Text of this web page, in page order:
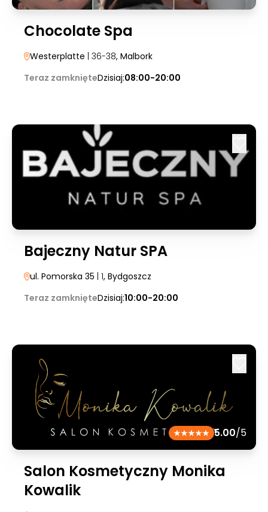
Chocolate Spa
Westerplatte | 36-38, Malbork
Teraz zamknięteDzisiaj:08:00-20:00
Bajeczny Natur SPA
ul. Pomorska 35 | 1, Bydgoszcz
Teraz zamknięteDzisiaj:10:00-20:00
5.00/5
Salon Kosmetyczny Monika
Kowalik